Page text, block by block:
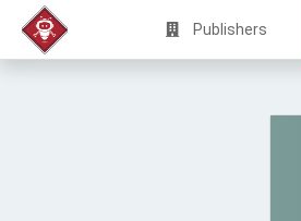
Publishers